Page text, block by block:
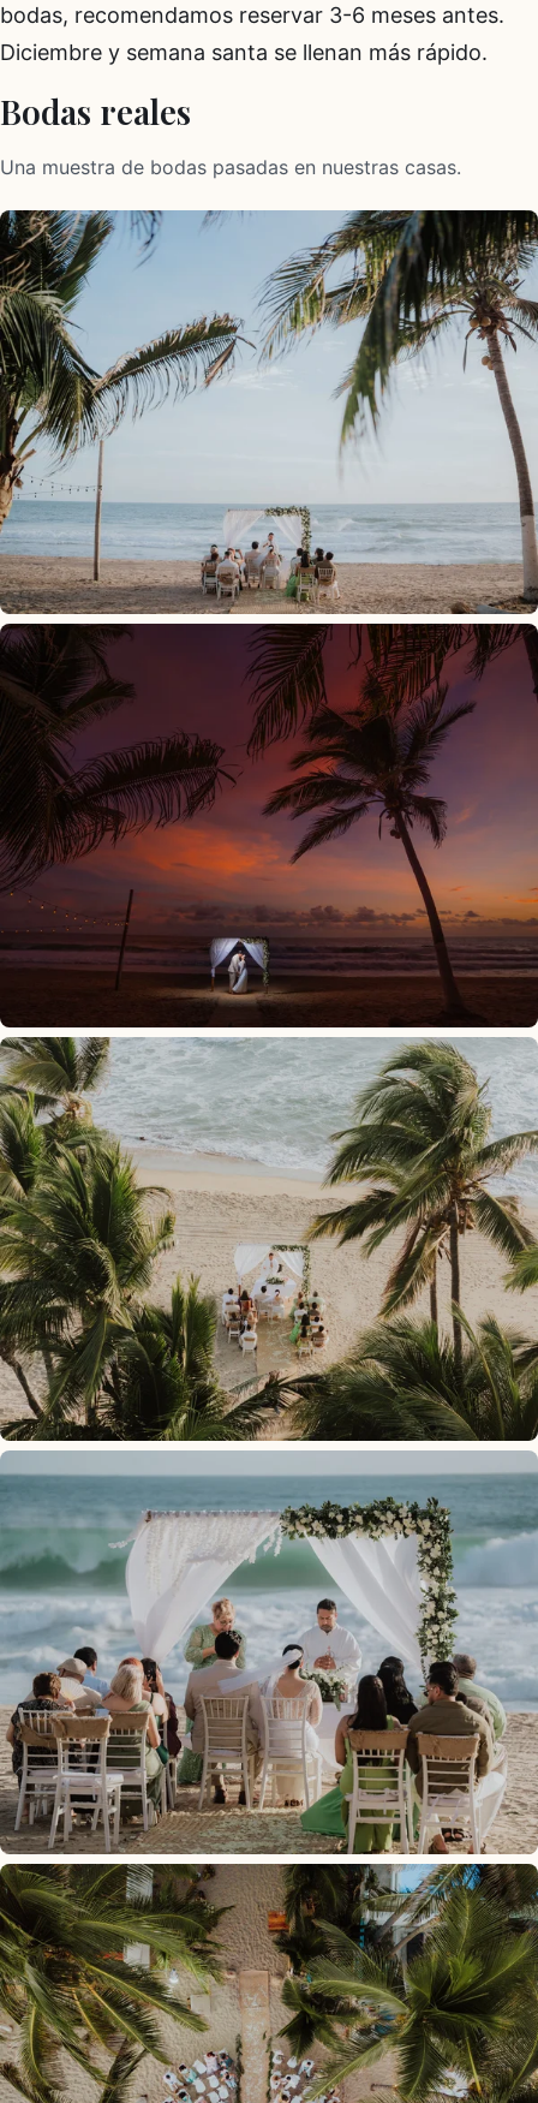
bodas, recomendamos reservar 3-6 meses antes.
Diciembre y semana santa se llenan más rápido.
Bodas reales
Una muestra de bodas pasadas en nuestras casas.